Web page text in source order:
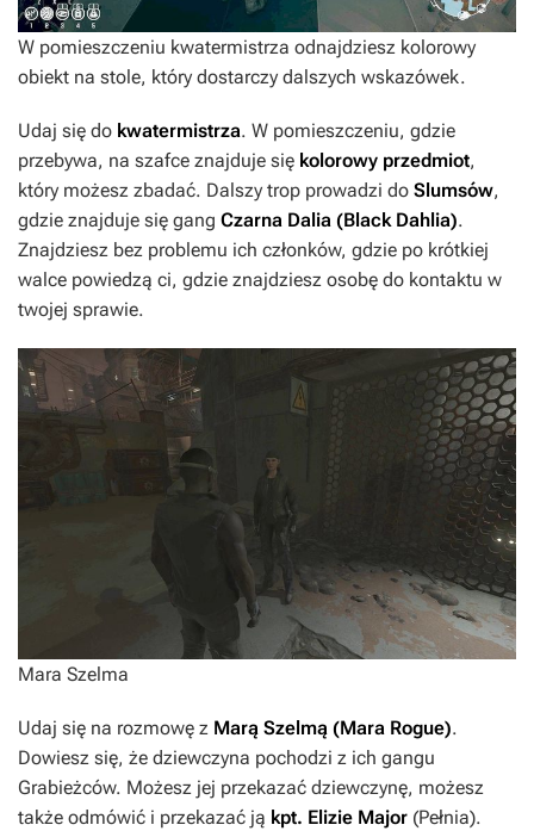
W pomieszczeniu kwatermistrza odnajdziesz kolorowy
obiekt na stole, który dostarczy dalszych wskazówek.
Udaj się do kwatermistrza. W pomieszczeniu, gdzie
przebywa, na szafce znajduje się kolorowy przedmiot,
który możesz zbadać. Dalszy trop prowadzi do Slumsów,
gdzie znajduje się gang Czarna Dalia (Black Dahlia).
Znajdziesz bez problemu ich członków, gdzie po krótkiej
walce powiedzą ci, gdzie znajdziesz osobę do kontaktu w
twojej sprawie.
Mara Szelma
Udaj się na rozmowę z Marą Szelmą (Mara Rogue).
Dowiesz się, że dziewczyna pochodzi z ich gangu
Grabieżców. Możesz jej przekazać dziewczynę, możesz
także odmówić i przekazać ją kpt. Elizie Major (Pełnia).